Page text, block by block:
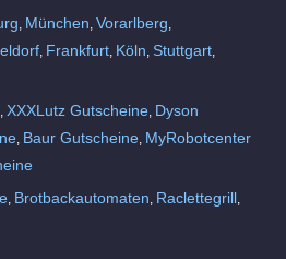
München Vorarlberg
Frankfurt Köln Stuttgart
XXXLutz Gutscheine Dyson
Baur Gutscheine MyRobotcenter
Brotbackautomaten Raclettegrill